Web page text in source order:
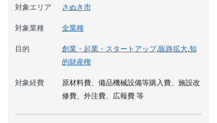
対象エリア さぬき市
対象業種 全業種
目的 創業・起業・スタートアップ,販路拡大,知
的財産権
対象経費
原材料費、備品機械設備等購入費、施設改
修費、外注費、広報費 等